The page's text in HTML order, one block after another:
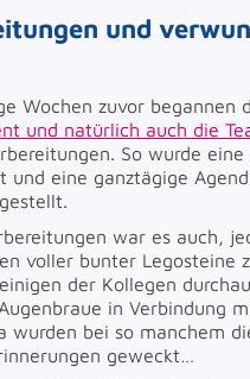
und
Wochen zuvor begannen
und natürlich auch die
So wurde
und eine ganztägige
war es auch,
voller bunter Legosteine
der Kollegen
in Verbindung
wurden bei so manchem
geweckt…